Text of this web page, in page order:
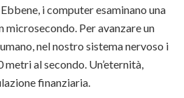
i computer esaminano una
microsecondo. Per avanzare un
nel nostro sistema nervoso i
al secondo. Un’eternità,
finanziaria.